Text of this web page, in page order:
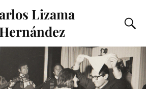
Lizama
Hernández